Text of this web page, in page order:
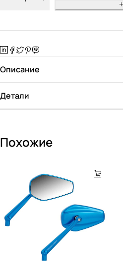
Описание
Детали
Похожие